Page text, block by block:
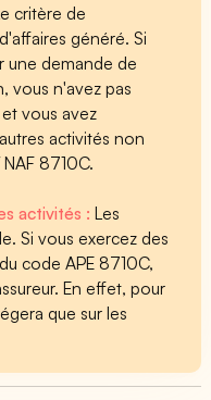
critère de
généré. Si
une demande de
vous n'avez pas
vous avez
activités non
8710C.
activités :Les
Si vous exercez des
code APE 8710C,
En effet, pour
que sur les